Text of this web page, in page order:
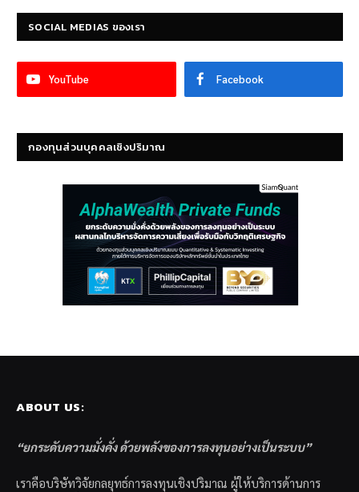
SOCIAL MEDIAS ของเรา
YouTube Facebook
กองทุนส่วนบุคคลเชิงปริมาณ
ABOUT US:
“ยกระดับความมั่งคั่ง ด้วยพลังของการลงทุนอย่างเป็นระบบ”
เราคือบริษัทวิจัยกลยุทธ์การลงทุนเชิงปริมาณ ผู้ให้บริการด้านการ